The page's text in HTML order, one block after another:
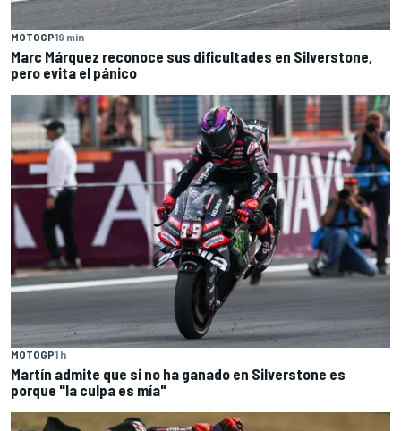
MOTOGP19 min
Marc Márquez reconoce sus dificultades en Silverstone,
pero evita el pánico
MOTOGP1 h
Martín admite que si no ha ganado en Silverstone es
porque "la culpa es mía"